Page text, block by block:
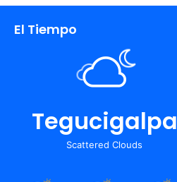
El Tiempo
Tegucigalpa
Scattered Clouds